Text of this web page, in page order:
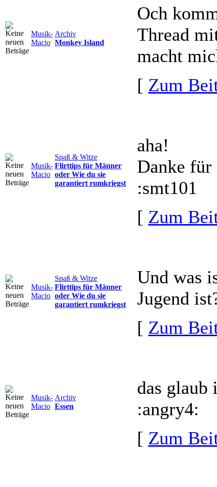
Musik-
Macio
Archiv
Monkey Island
Och
Thread
macht
[ Zum
Musik-
Macio
Spaß & Witze
Flirttips für Männer
oder Wie du sie
garantiert rumkriegst
aha!
Danke
:smt101
[ Zum
Musik-
Macio
Spaß & Witze
Flirttips für Männer
oder Wie du sie
garantiert rumkriegst
Und was
Jugend
[ Zum
Musik-
Macio
Archiv
Essen
das glaub
:angry4:
[ Zum